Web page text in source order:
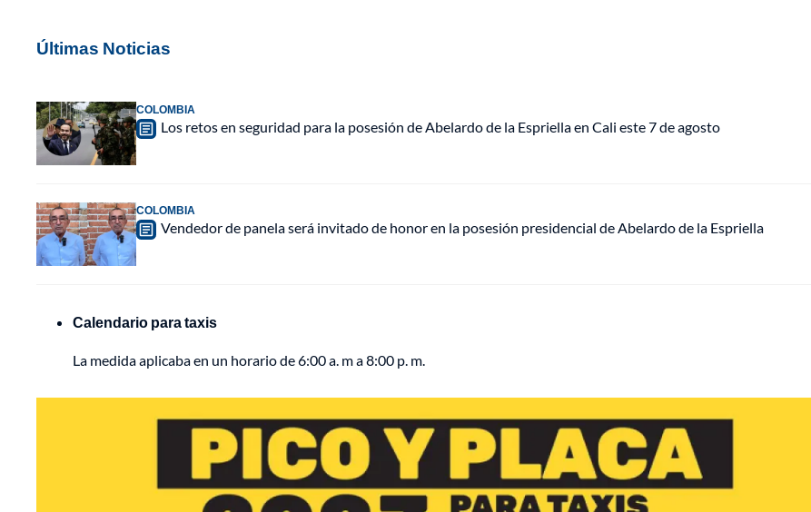
Últimas Noticias
COLOMBIA
Los retos en seguridad para la posesión de Abelardo de la Espriella en Cali este 7 de agosto
COLOMBIA
Vendedor de panela será invitado de honor en la posesión presidencial de Abelardo de la Espriella
Calendario para taxis
La medida aplicaba en un horario de 6:00 a. m a 8:00 p. m.